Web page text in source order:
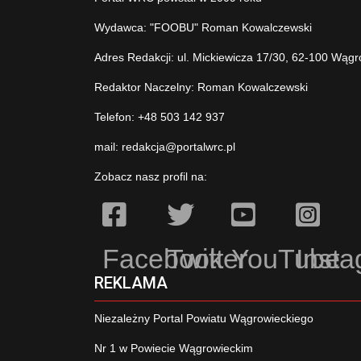
Wydawca: "FOOBU" Roman Kowalczewski
Adres Redakcji: ul. Mickiewicza 17/30, 62-100
Redaktor Naczelny: Roman Kowalczewski
Telefon: +48 503 142 937
mail: redakcja@portalwrc.pl
Zobacz nasz profil na:
Facebook
TwitterYouTube
REKLAMA
Niezależny Portal Powiatu Wągrowieckiego
Nr 1 w Powiecie Wągrowieckim